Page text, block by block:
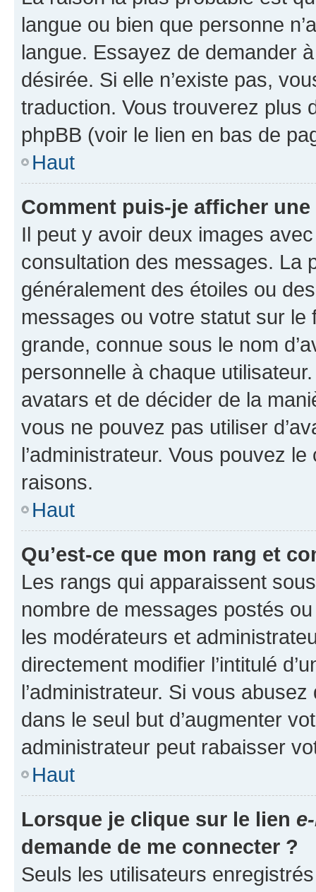
langue ou bien que personne
langue. Essayez de demander
désirée. Si elle n’existe pas,
traduction. Vous trouverez plus
phpBB (voir le lien en bas de
Haut
Comment puis-je afficher
Il peut y avoir deux images
consultation des messages. La
généralement des étoiles ou
messages ou votre statut sur
grande, connue sous le nom
personnelle à chaque utilisateur.
avatars et de décider de la
vous ne pouvez pas utiliser
l’administrateur. Vous pouvez
raisons.
Haut
Qu’est-ce que mon rang et
Les rangs qui apparaissent
nombre de messages postés
les modérateurs et
directement modifier l’intitulé
l’administrateur. Si vous
dans le seul but d’augmenter
administrateur peut rabaisser
Haut
Lorsque je clique sur le lien
demande de me connecter ?
Seuls les utilisateurs